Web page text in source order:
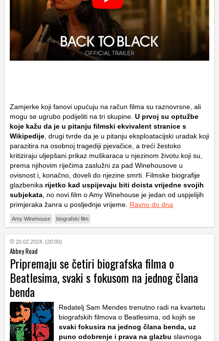
Zamjerke koji fanovi upućuju na račun filma su raznovrsne, ali
mogu se ugrubo podijeliti na tri skupine. U prvoj su optužbe
koje kažu da je u pitanju filmski ekvivalent stranice s
Wikipedije , drugi tvrde da je u pitanju eksploatacijski uradak koji
parazitira na osobnoj tragediji pjevačice, a treći žestoko
kritiziraju uljepšani prikaz muškaraca u njezinom životu koji su,
prema njihovim riječima zaslužni za pad Winehousove u
ovisnost i, konačno, doveli do njezine smrti. Filmske biografije
glazbenika rijetko kad uspijevaju biti doista vrijedne svojih
subjekata , no novi film o Amy Winehouse je jedan od uspjelijih
primjeraka žanra u posljednje vrijeme. Ravno do dna
Amy Winehouse biografski film
20.02.2024. (20:00)
Abbey Road
Pripremaju se četiri biografska filma o
Beatlesima, svaki s fokusom na jednog člana
benda
Redatelj Sam Mendes trenutno radi na kvartetu
biografskih filmova o Beatlesima, od kojih se
svaki fokusira na jednog člana benda, uz
puno odobrenje i prava na glazbu slavnoga